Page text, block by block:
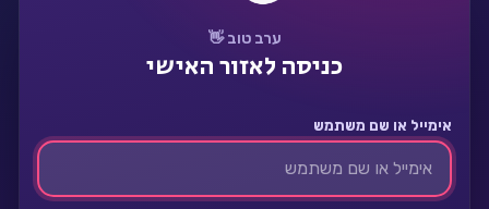
ערב טוב 👋
כניסה לאזור האישי
אימייל או שם משתמש